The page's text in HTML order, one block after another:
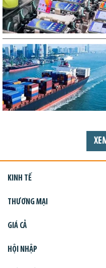
KINH TẾ
THƯƠNG MẠI
GIÁ CẢ
HỘI NHẬP